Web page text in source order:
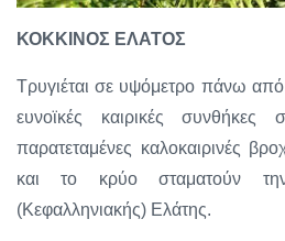
ΚΟΚΚΙΝΟΣ ΕΛΑΤΟΣ
Τρυγιέται σε υψόμετρο πάνω από
ευνοϊκές καιρικές
παρατεταμένες καλοκαιρινές
και το κρύο σταματούν
(Κεφαλληνιακής) Ελάτης.